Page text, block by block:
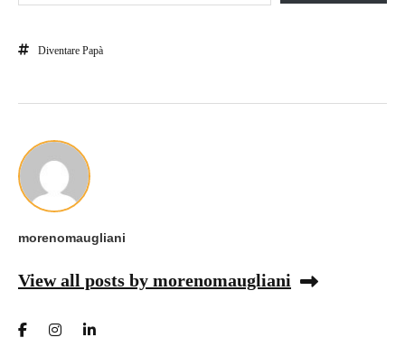
Diventare Papà
morenomaugliani
View all posts by morenomaugliani